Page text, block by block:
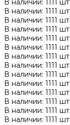
В наличии: 1111 шт
В наличии: 1111 шт
В наличии: 1111 шт
В наличии: 1111 шт
В наличии: 1111 шт
В наличии: 1111 шт
В наличии: 1111 шт
В наличии: 1111 шт
В наличии: 1111 шт
В наличии: 1111 шт
В наличии: 1111 шт
В наличии: 1111 шт
В наличии: 1111 шт